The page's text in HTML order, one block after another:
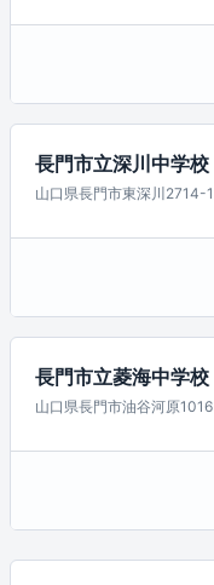
長門市立深川中学校
山口県長門市東深川2714-1
長門市立菱海中学校
山口県長門市油谷河原1016